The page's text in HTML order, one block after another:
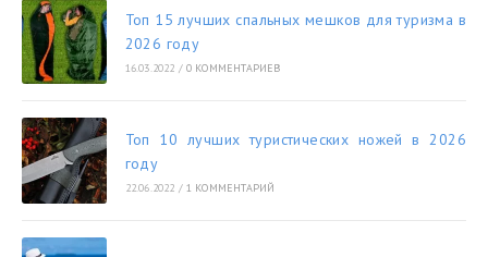
Топ 15 лучших спальных мешков для туризма в
2026 году
16.03.2022 / 0 КОММЕНТАРИЕВ
Топ 10 лучших туристических ножей в 2026
году
22.06.2022 / 1 КОММЕНТАРИЙ